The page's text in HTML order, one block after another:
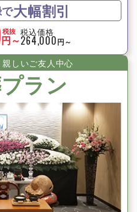
大幅割引
税抜
円～
税込価格
264,000円～
しいご友⼈中⼼
ラン